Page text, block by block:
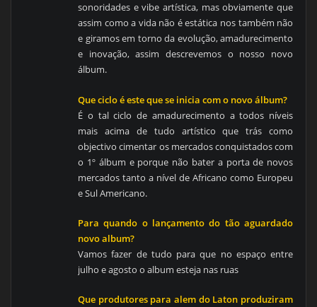
sonoridades e vibe artística, mas obviamente que
assim como a vida não é estática nos também não
e giramos em torno da evolução, amadurecimento
e inovação, assim descrevemos o nosso novo
álbum.
Que ciclo é este que se inicia com o novo álbum?
É o tal ciclo de amadurecimento a todos níveis
mais acima de tudo artístico que trás como
objectivo cimentar os mercados conquistados com
o 1º álbum e porque não bater a porta de novos
mercados tanto a nível de Africano como Europeu
e Sul Americano.
Para quando o lançamento do tão aguardado
novo album?
Vamos fazer de tudo para que no espaço entre
julho e agosto o album esteja nas ruas
Que produtores para alem do Laton produziram